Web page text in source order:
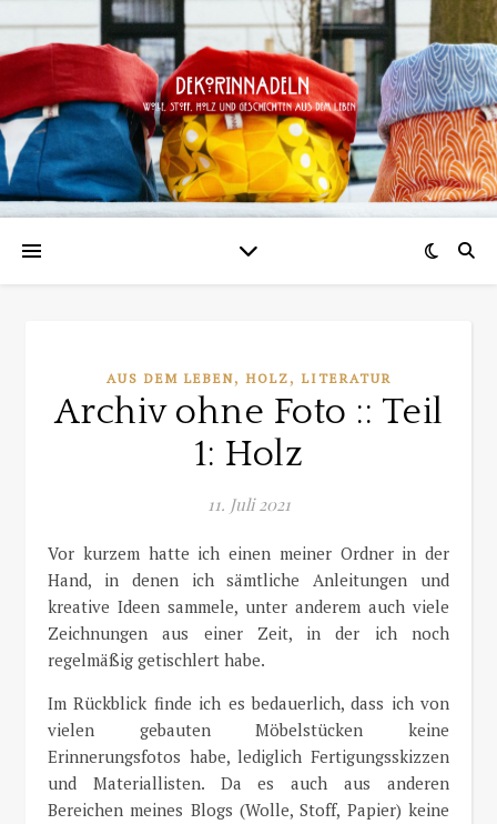
AUS DEM LEBEN, HOLZ , LITERATUR
Archiv ohne Foto :: Teil
1: Holz
11. Juli 2021
Vor kurzem hatte ich einen meiner Ordner in der
Hand, in denen ich sämtliche Anleitungen und
kreative Ideen sammele, unter anderem auch viele
Zeichnungen aus einer Zeit, in der ich noch
regelmäßig getischlert habe.
Im Rückblick finde ich es bedauerlich, dass ich von
vielen gebauten Möbelstücken keine
Erinnerungsfotos habe, lediglich Fertigungsskizzen
und Materiallisten. Da es auch aus anderen
Bereichen meines Blogs (Wolle, Stoff, Papier) keine